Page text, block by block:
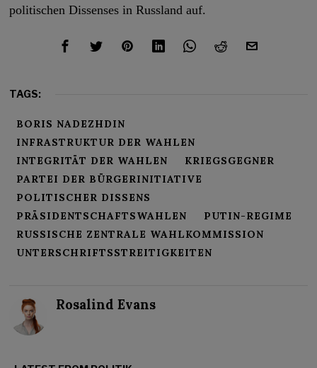
politischen Dissenses in Russland auf.
TAGS:
BORIS NADEZHDIN
INFRASTRUKTUR DER WAHLEN
INTEGRITÄT DER WAHLEN
KRIEGSGEGNER
PARTEI DER BÜRGERINITIATIVE
POLITISCHER DISSENS
PRÄSIDENTSCHAFTSWAHLEN
PUTIN-REGIME
RUSSISCHE ZENTRALE WAHLKOMMISSION
UNTERSCHRIFTSSTREITIGKEITEN
Rosalind Evans